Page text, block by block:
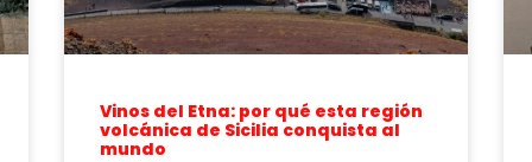
Vinos del Etna: por qué esta región
volcánica de Sicilia conquista al
mundo